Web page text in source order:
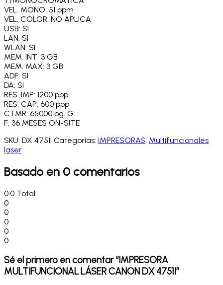
VEL. MONO: 51 ppm
VEL. COLOR: NO APLICA
USB: SI
LAN: SI
WLAN: SI
MEM. INT: 3 GB
MEM. MAX: 3 GB
ADF: SI
DA: SI
RES. IMP: 1200 ppp
RES. CAP: 600 ppp
CTMR: 65000 pg. G.
F: 36 MESES ON-SITE
SKU: DX 4751I Categorías: IMPRESORAS, Multifuncionales
laser
Basado en 0 comentarios
0.0 Total
0
0
0
0
0
Sé el primero en comentar “IMPRESORA
MULTIFUNCIONAL LÁSER CANON DX 4751I”